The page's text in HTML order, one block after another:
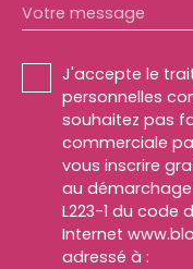
Votre message
J'accepte le
personnelles
souhaitez pas
commerciale
vous inscrire
au
L223-1 du code
Internet
adressé à :